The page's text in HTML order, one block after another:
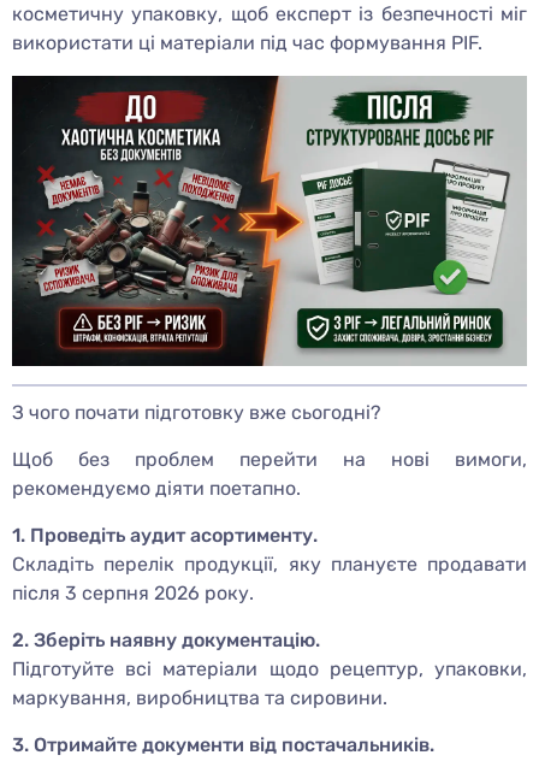
косметичну упаковку, щоб експерт із безпечності міг
використати ці матеріали під час формування PIF.
З чого почати підготовку вже сьогодні?
Щоб без проблем перейти на нові вимоги,
рекомендуємо діяти поетапно.
1. Проведіть аудит асортименту.
Складіть перелік продукції, яку плануєте продавати
після 3 серпня 2026 року.
2. Зберіть наявну документацію.
Підготуйте всі матеріали щодо рецептур, упаковки,
маркування, виробництва та сировини.
3. Отримайте документи від постачальників.